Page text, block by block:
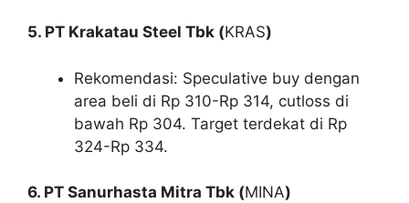
5. PT Krakatau Steel Tbk (KRAS)
Rekomendasi: Speculative buy dengan
area beli di Rp 310-Rp 314, cutloss di
bawah Rp 304. Target terdekat di Rp
324-Rp 334.
6. PT Sanurhasta Mitra Tbk (MINA)